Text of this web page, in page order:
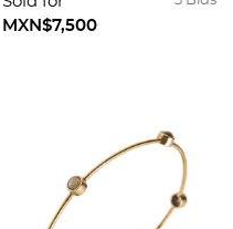
aprox. Peso: 6.0 g.
MXN$7,500